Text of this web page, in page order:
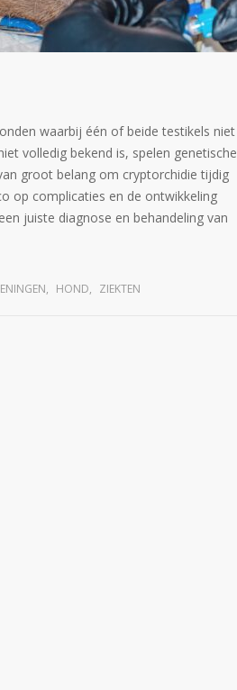
waarbij één of beide testikels niet
volledig bekend is, spelen genetische
groot belang om cryptorchidie tijdig
op complicaties en de ontwikkeling
juiste diagnose en behandeling van
, HOND, ZIEKTEN